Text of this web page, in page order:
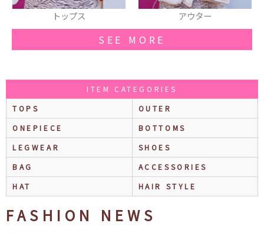
トップス アウター
SEE MORE
ITEM CATEGORIES
TOPS
OUTER
ONEPIECE
BOTTOMS
LEGWEAR
SHOES
BAG
ACCESSORIES
HAT
HAIR STYLE
FASHION NEWS